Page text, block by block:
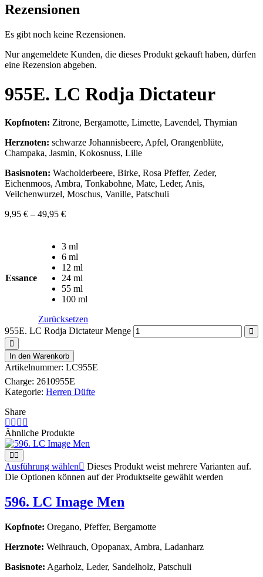
Rezensionen
Es gibt noch keine Rezensionen.
Nur angemeldete Kunden, die dieses Produkt gekauft haben, dürfen
eine Rezension abgeben.
955E. LC Rodja Dictateur
Kopfnoten: Zitrone, Bergamotte, Limette, Lavendel, Thymian
Herznoten: schwarze Johannisbeere, Apfel, Orangenblüte,
Champaka, Jasmin, Kokosnuss, Lilie
Basisnoten: Wacholderbeere, Birke, Rosa Pfeffer, Zeder,
Eichenmoos, Ambra, Tonkabohne, Mate, Leder, Anis,
Veilchenwurzel, Moschus, Vanille, Patschuli
9,95 € – 49,95 €
Essance
3 ml
6 ml
12 ml
24 ml
55 ml
100 ml
Zurücksetzen
955E. LC Rodja Dictateur Menge
In den Warenkorb
Artikelnummer: LC955E
Charge: 2610955E
Kategorie: Herren Düfte
Share
Ähnliche Produkte
Ausführung wählen
Dieses Produkt weist mehrere Varianten auf.
Die Optionen können auf der Produktseite gewählt werden
596. LC Image Men
Kopfnote: Oregano, Pfeffer, Bergamotte
Herznote: Weihrauch, Opopanax, Ambra, Ladanharz
Basisnote: Agarholz, Leder, Sandelholz, Patschuli